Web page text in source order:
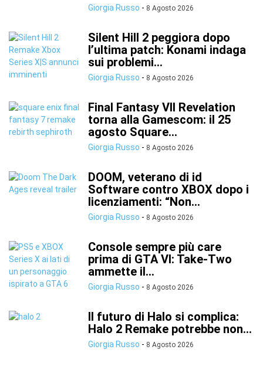
Giorgia Russo - 8 Agosto 2026
Silent Hill 2 peggiora dopo
l’ultima patch: Konami indaga
sui problemi...
Giorgia Russo - 8 Agosto 2026
Final Fantasy VII Revelation
torna alla Gamescom: il 25
agosto Square...
Giorgia Russo - 8 Agosto 2026
DOOM, veterano di id
Software contro XBOX dopo i
licenziamenti: “Non...
Giorgia Russo - 8 Agosto 2026
Console sempre più care
prima di GTA VI: Take-Two
ammette il...
Giorgia Russo - 8 Agosto 2026
Il futuro di Halo si complica:
Halo 2 Remake potrebbe non...
Giorgia Russo - 8 Agosto 2026